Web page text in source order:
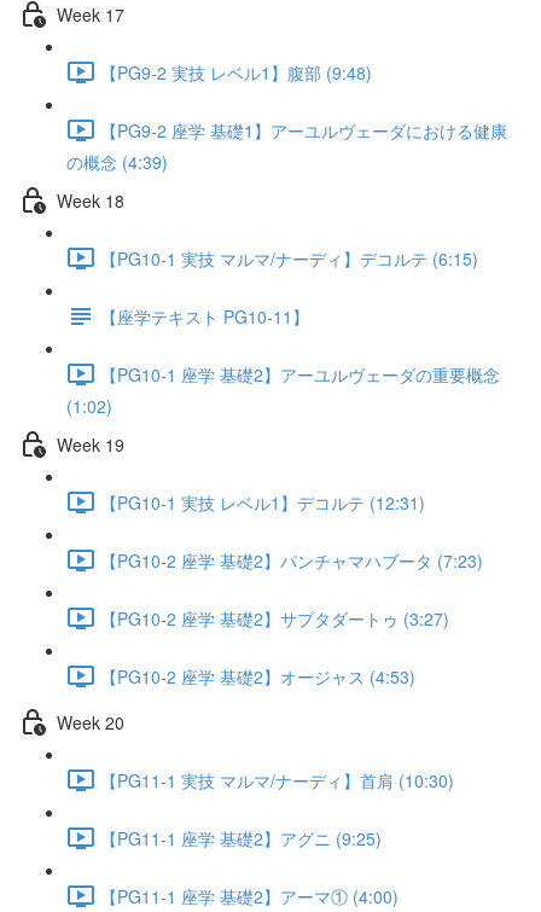
Week 17
【PG9-2 実技 レベル1】腹部 (9:48)
【PG9-2 座学 基礎1】アーユルヴェーダにおける健康
の概念 (4:39)
Week 18
【PG10-1 実技 マルマ/ナーディ】デコルテ (6:15)
【座学テキスト PG10-11】
【PG10-1 座学 基礎2】アーユルヴェーダの重要概念
(1:02)
Week 19
【PG10-1 実技 レベル1】デコルテ (12:31)
【PG10-2 座学 基礎2】パンチャマハブータ (7:23)
【PG10-2 座学 基礎2】サプタダートゥ (3:27)
【PG10-2 座学 基礎2】オージャス (4:53)
Week 20
【PG11-1 実技 マルマ/ナーディ】首肩 (10:30)
【PG11-1 座学 基礎2】アグニ (9:25)
【PG11-1 座学 基礎2】アーマ① (4:00)